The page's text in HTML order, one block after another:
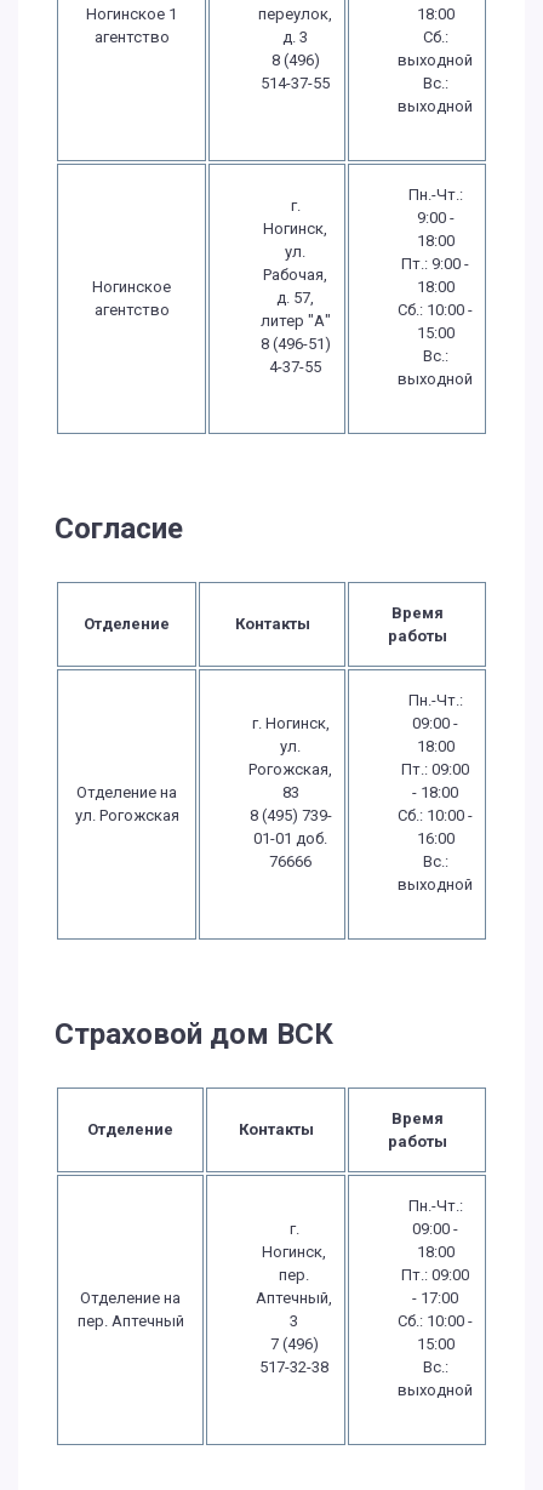
Ногинское 1
агентство
переулок,
д. 3
8 (496)
514-37-55
18:00
Сб.:
выходной
Вс.:
выходной
Ногинское
агентство
г.
Ногинск,
ул.
Рабочая,
д. 57,
литер "А"
8 (496-51)
4-37-55
Пн.-Чт.:
9:00 -
18:00
Пт.: 9:00 -
18:00
Сб.: 10:00 -
15:00
Вс.:
выходной
Согласие
Отделение Контакты
Время
работы
Отделение на
ул. Рогожская
г. Ногинск,
ул.
Рогожская,
83
8 (495) 739-
01-01 доб.
76666
Пн.-Чт.:
09:00 -
18:00
Пт.: 09:00
- 18:00
Сб.: 10:00 -
16:00
Вс.:
выходной
Страховой дом ВСК
Отделение Контакты
Время
работы
Отделение на
пер. Аптечный
г.
Ногинск,
пер.
Аптечный,
3
7 (496)
517-32-38
Пн.-Чт.:
09:00 -
18:00
Пт.: 09:00
- 17:00
Сб.: 10:00 -
15:00
Вс.:
выходной